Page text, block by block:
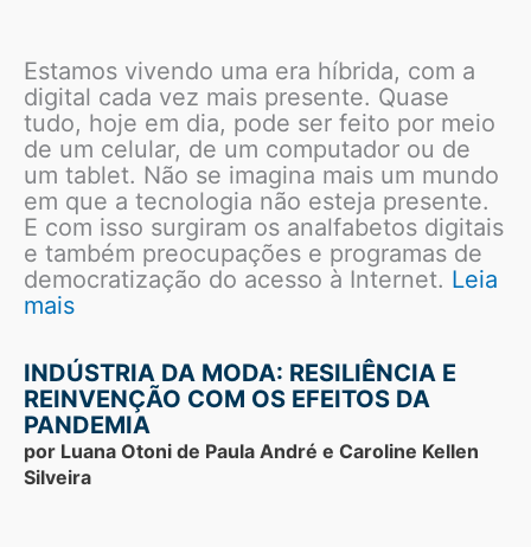
Estamos vivendo uma era híbrida, com a
digital cada vez mais presente. Quase
tudo, hoje em dia, pode ser feito por meio
de um celular, de um computador ou de
um tablet. Não se imagina mais um mundo
em que a tecnologia não esteja presente.
E com isso surgiram os analfabetos digitais
e também preocupações e programas de
democratização do acesso à Internet. Leia
mais
INDÚSTRIA DA MODA: RESILIÊNCIA E
REINVENÇÃO COM OS EFEITOS DA
PANDEMIA
por Luana Otoni de Paula André e Caroline Kellen
Silveira